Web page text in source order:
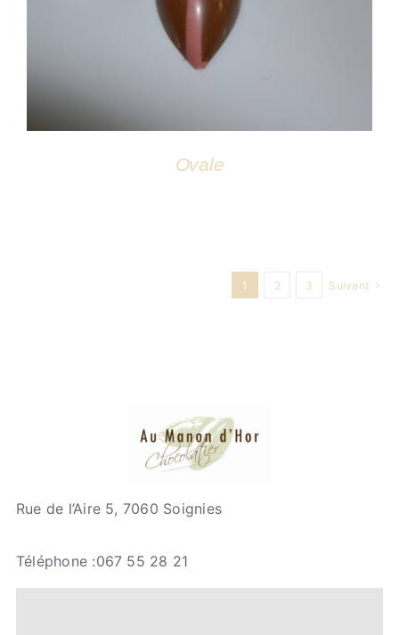
DÉTAILS
Ovale
1 2 3 Suivant
Rue de l’Aire 5, 7060 Soignies
Téléphone :067 55 28 21